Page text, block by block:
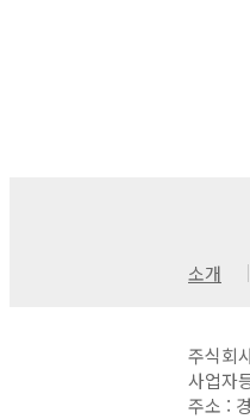
소개
주식회
사업자
주소 :